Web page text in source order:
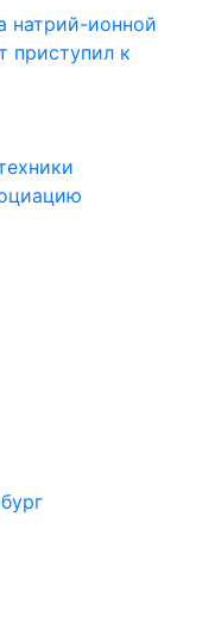
натрий-ионной
приступил к